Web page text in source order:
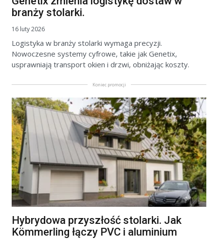
branży stolarki.
16 luty 2026
Logistyka w branży stolarki wymaga precyzji.
Nowoczesne systemy cyfrowe, takie jak Genetix,
usprawniają transport okien i drzwi, obniżając koszty.
Koniec promocji
Hybrydowa przyszłość stolarki. Jak
Kömmerling łączy PVC i aluminium